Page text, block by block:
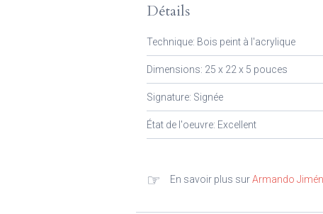
Détails
Technique: Bois peint à l'acrylique
Dimensions: 25 x 22 x 5 pouces
Signature: Signée
État de l'oeuvre: Excellent
☞ En savoir plus surArmando